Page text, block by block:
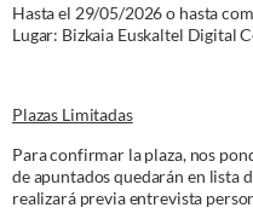
Hasta el 29/05/2026 o hasta
Lugar: Bizkaia Euskaltel Digital
Plazas Limitadas
Para confirmar la plaza, nos
de apuntados quedarán en lista
realizará previa entrevista